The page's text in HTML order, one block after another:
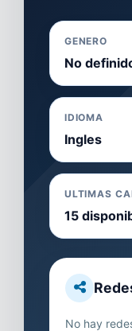
GENERO
No
IDIOMA
Ingles
ULTIMAS
15
No hay